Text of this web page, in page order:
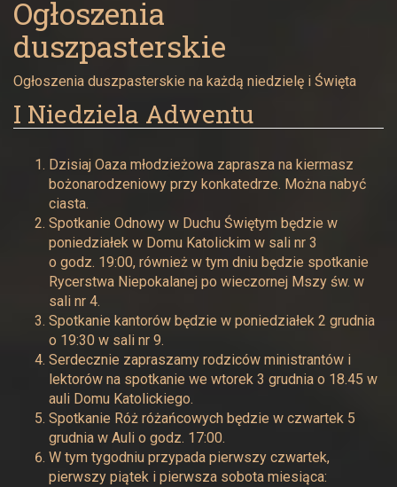
Ogłoszenia
duszpasterskie
Ogłoszenia duszpasterskie na każdą niedzielę i Święta
I Niedziela Adwentu
Dzisiaj Oaza młodzieżowa zaprasza na kiermasz
bożonarodzeniowy przy konkatedrze. Można nabyć
ciasta.
Spotkanie Odnowy w Duchu Świętym będzie w
poniedziałek w Domu Katolickim w sali nr 3
o godz. 19:00, również w tym dniu będzie spotkanie
Rycerstwa Niepokalanej po wieczornej Mszy św. w
sali nr 4.
Spotkanie kantorów będzie w poniedziałek 2 grudnia
o 19:30 w sali nr 9.
Serdecznie zapraszamy rodziców ministrantów i
lektorów na spotkanie we wtorek 3 grudnia o 18.45 w
auli Domu Katolickiego.
Spotkanie Róż różańcowych będzie w czwartek 5
grudnia w Auli o godz. 17:00.
W tym tygodniu przypada pierwszy czwartek,
pierwszy piątek i pierwsza sobota miesiąca: